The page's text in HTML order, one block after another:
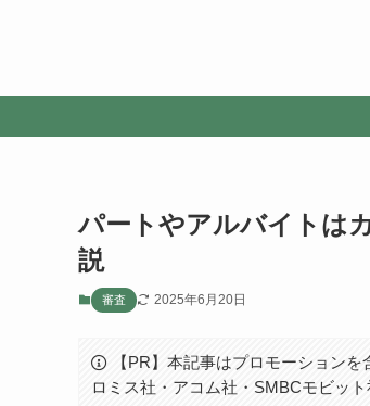
パートやアルバイトは
説
審査 2025年6月20日
【PR】本記事はプロモーション
ロミス社・アコム社・SMBCモビッ